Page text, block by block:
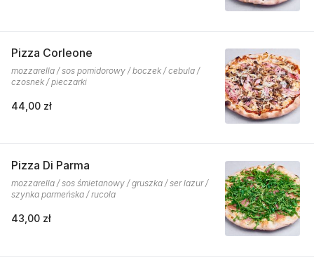
Pizza Corleone
mozzarella / sos pomidorowy / boczek / cebula /
czosnek / pieczarki
44,00 zł
Pizza Di Parma
mozzarella / sos śmietanowy / gruszka / ser lazur /
szynka parmeńska / rucola
43,00 zł